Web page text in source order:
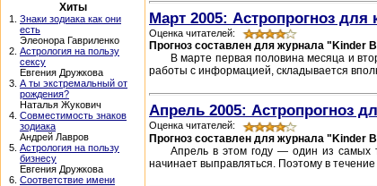
Хиты
1. Знаки зодиака как они
есть
Элеонора Гавриленко
2. Астрология на пользу
сексу
Евгения Дружкова
3. А ты экстремальный от
рождения?
Наталья Жукович
4. Совместимость знаков
зодиака
Андрей Лавров
5. Астрология на пользу
бизнесу
Евгения Дружкова
6. Соответствие имени
Март 2005: Астропрогноз для
Оценка читателей:
Прогноз составлен для журнала "Kinder
В марте первая половина месяца и
работы с информацией, складывается
Апрель 2005: Астропрогноз
Оценка читателей:
Прогноз составлен для журнала "Kinder
Апрель в этом году — один из самых
начинает выправляться. Поэтому в